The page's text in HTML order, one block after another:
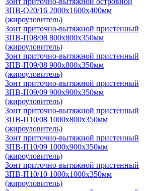
ЗПВ-О20/16 2000х1600х400мм
(жироуловитель)
Зонт приточно-вытяжной пристенный
ЗПВ-П08/08 800х800х350мм
(жироуловитель)
Зонт приточно-вытяжной пристенный
ЗПВ-П09/08 900х800х350мм
(жироуловитель)
Зонт приточно-вытяжной пристенный
ЗПВ-П09/09 900х900х350мм
(жироуловитель)
Зонт приточно-вытяжной пристенный
ЗПВ-П10/08 1000х800х350мм
(жироуловитель)
Зонт приточно-вытяжной пристенный
ЗПВ-П10/09 1000х900х350мм
(жироуловитель)
Зонт приточно-вытяжной пристенный
ЗПВ-П10/10 1000х1000х350мм
(жироуловитель)